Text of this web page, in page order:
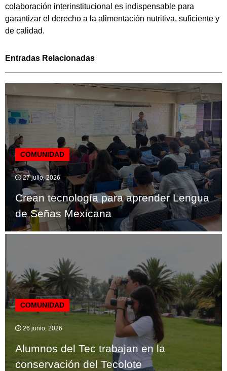
colaboración interinstitucional es indispensable para
garantizar el derecho a la alimentación nutritiva, suficiente y
de calidad.
Entradas Relacionadas
COMUNIDAD
27 julio, 2026
Crean tecnología para aprender Lengua
de Señas Mexicana
COMUNIDAD
26 junio, 2026
Alumnos del Tec trabajan en la
conservación del Tecolote